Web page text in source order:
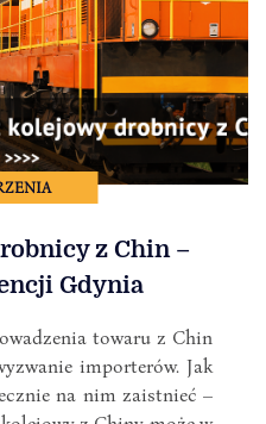
z Chin –
Gdynia
towaru z Chin
importerów. Jak
na nim zaistnieć –